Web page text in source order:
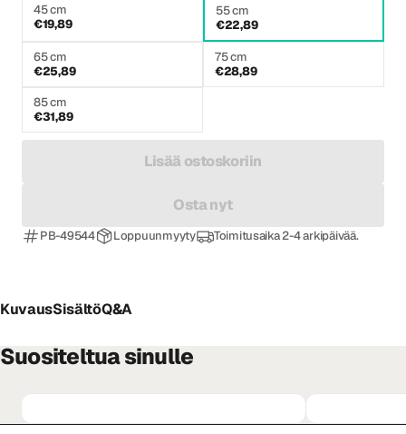
45 cm
€19,89
55 cm
€22,89
65 cm
€25,89
75 cm
€28,89
85 cm
€31,89
Lisää ostoskoriin
Osta nyt
PB-49544 Loppuunmyyty Toimitusaika 2-4 arkipäivää.
KuvausSisältöQ&A
Suositeltua sinulle